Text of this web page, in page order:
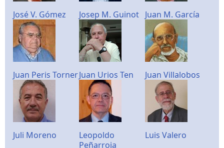
José V. Gómez Josep M. Guinot Juan M. García
Juan Peris TornerJuan Urios Ten Juan Villalobos
Juli Moreno
Leopoldo
Peñarroja
Luis Valero